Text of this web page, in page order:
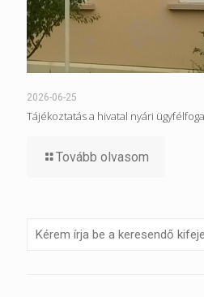
2026-06-25
Tájékoztatás a hivatal nyári
Tovább olvasom